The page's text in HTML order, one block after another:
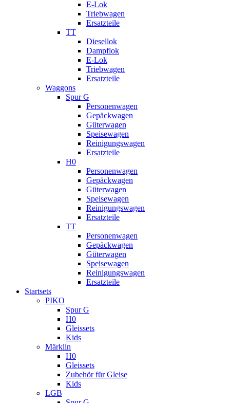
E-Lok
Triebwagen
Ersatzteile
TT
Diesellok
Dampflok
E-Lok
Triebwagen
Ersatzteile
Waggons
Spur G
Personenwagen
Gepäckwagen
Güterwagen
Speisewagen
Reinigungswagen
Ersatzteile
H0
Personenwagen
Gepäckwagen
Güterwagen
Speisewagen
Reinigungswagen
Ersatzteile
TT
Personenwagen
Gepäckwagen
Güterwagen
Speisewagen
Reinigungswagen
Ersatzteile
Startsets
PIKO
Spur G
H0
Gleissets
Kids
Märklin
H0
Gleissets
Zubehör für Gleise
Kids
LGB